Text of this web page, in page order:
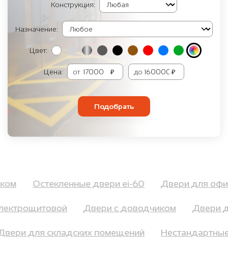
Конструкция:
Назначение:
Цвет:
Цена: от ₽ до ₽
Подобрать
Остекленные двери ei-60 Двери для
Двери с доводчиком Двери
Двери для складских помещений